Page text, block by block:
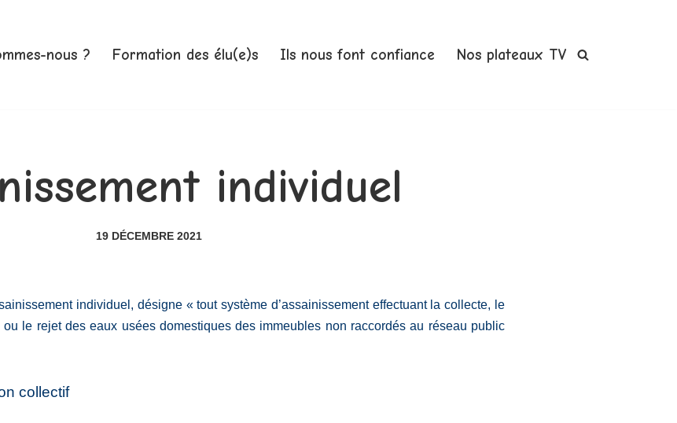
nous ? Formation des élu(e)s Ils nous font confiance Nos plateaux TV
individuel
19 DÉCEMBRE 2021
individuel, désigne « tout système d’assainissement effectuant la collecte, le
ou le rejet des eaux usées domestiques des immeubles non raccordés au réseau public
collectif